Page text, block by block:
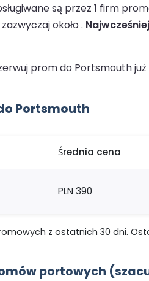
są przez 1 firm
zazwyczaj około .
prom do Portsmouth już
Portsmouth
Średnia cena
PLN 390
z ostatnich 30 dni.
portowych